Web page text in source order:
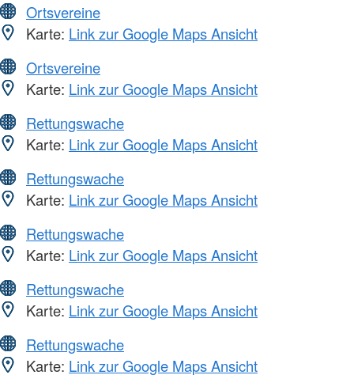
Ortsvereine
Karte: Link zur Google Maps Ansicht
Ortsvereine
Karte: Link zur Google Maps Ansicht
Rettungswache
Karte: Link zur Google Maps Ansicht
Rettungswache
Karte: Link zur Google Maps Ansicht
Rettungswache
Karte: Link zur Google Maps Ansicht
Rettungswache
Karte: Link zur Google Maps Ansicht
Rettungswache
Karte: Link zur Google Maps Ansicht